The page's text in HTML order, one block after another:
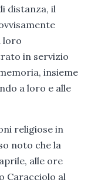
distanza, il
loro
in servizio
insieme
a loro e alle
religiose in
noto che la
alle ore
Caracciolo al